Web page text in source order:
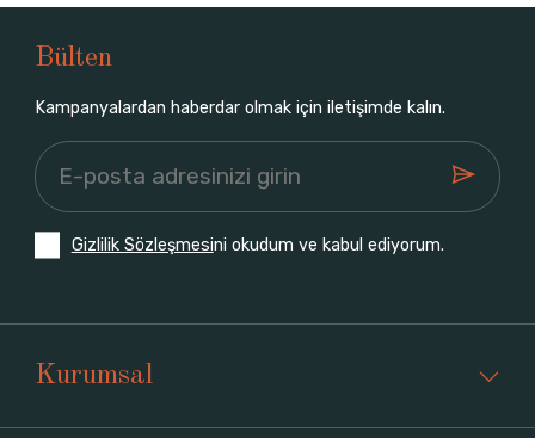
Bülten
Kampanyalardan haberdar olmak için iletişimde kalın.
Gizlilik Sözleşmesini okudum ve kabul ediyorum.
Kurumsal